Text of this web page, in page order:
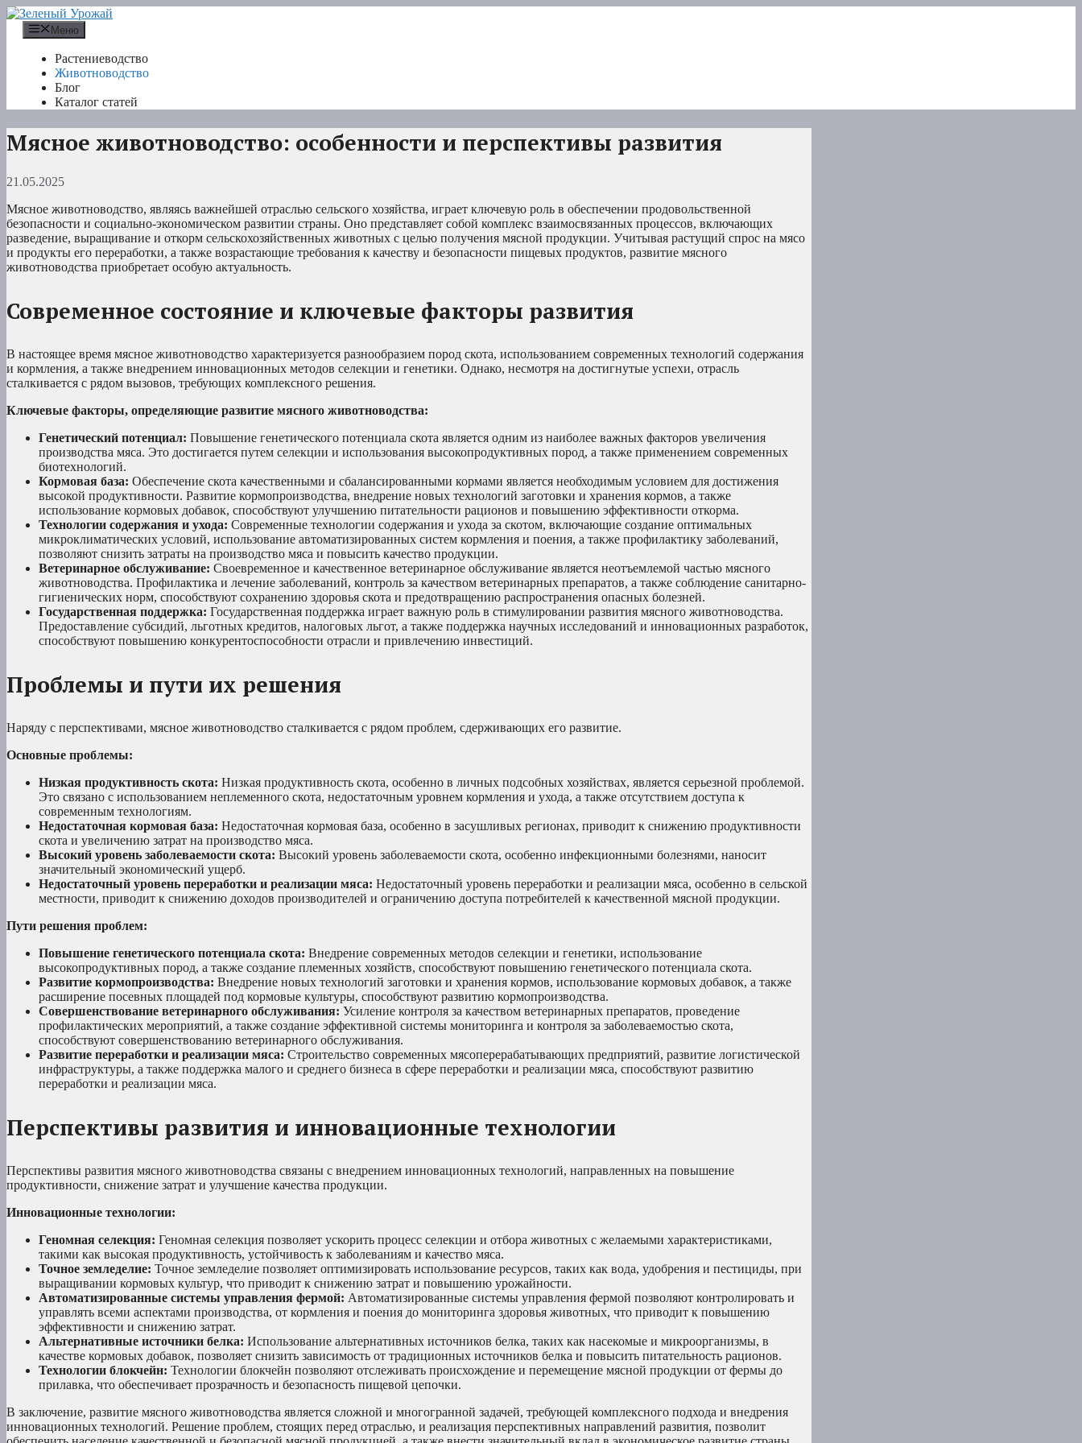
Перейти
содержимому
Меню
Растениеводство
Животноводство
Блог
Каталог статей
Мясное животноводство: особенности и перспективы развития
21.05.2025
Мясное животноводство, являясь важнейшей отраслью сельского хозяйства, играет ключевую роль в обеспечении продовольственной
безопасности и социально-экономическом развитии страны. Оно представляет собой комплекс взаимосвязанных процессов, включающих
разведение, выращивание и откорм сельскохозяйственных животных с целью получения мясной продукции. Учитывая растущий спрос на мясо
и продукты его переработки, а также возрастающие требования к качеству и безопасности пищевых продуктов, развитие мясного
животноводства приобретает особую актуальность.
Современное состояние и ключевые факторы развития
В настоящее время мясное животноводство характеризуется разнообразием пород скота, использованием современных технологий содержания
и кормления, а также внедрением инновационных методов селекции и генетики. Однако, несмотря на достигнутые успехи, отрасль
сталкивается с рядом вызовов, требующих комплексного решения.
Ключевые факторы, определяющие развитие мясного животноводства:
Генетический потенциал: Повышение генетического потенциала скота является одним из наиболее важных факторов увеличения
производства мяса. Это достигается путем селекции и использования высокопродуктивных пород, а также применением современных
биотехнологий.
Кормовая база: Обеспечение скота качественными и сбалансированными кормами является необходимым условием для достижения
высокой продуктивности. Развитие кормопроизводства, внедрение новых технологий заготовки и хранения кормов, а также
использование кормовых добавок, способствуют улучшению питательности рационов и повышению эффективности откорма.
Технологии содержания и ухода: Современные технологии содержания и ухода за скотом, включающие создание оптимальных
микроклиматических условий, использование автоматизированных систем кормления и поения, а также профилактику заболеваний,
позволяют снизить затраты на производство мяса и повысить качество продукции.
Ветеринарное обслуживание: Своевременное и качественное ветеринарное обслуживание является неотъемлемой частью мясного
животноводства. Профилактика и лечение заболеваний, контроль за качеством ветеринарных препаратов, а также соблюдение санитарно-
гигиенических норм, способствуют сохранению здоровья скота и предотвращению распространения опасных болезней.
Государственная поддержка: Государственная поддержка играет важную роль в стимулировании развития мясного животноводства.
Предоставление субсидий, льготных кредитов, налоговых льгот, а также поддержка научных исследований и инновационных разработок,
способствуют повышению конкурентоспособности отрасли и привлечению инвестиций.
Проблемы и пути их решения
Наряду с перспективами, мясное животноводство сталкивается с рядом проблем, сдерживающих его развитие.
Основные проблемы:
Низкая продуктивность скота: Низкая продуктивность скота, особенно в личных подсобных хозяйствах, является серьезной проблемой.
Это связано с использованием неплеменного скота, недостаточным уровнем кормления и ухода, а также отсутствием доступа к
современным технологиям.
Недостаточная кормовая база: Недостаточная кормовая база, особенно в засушливых регионах, приводит к снижению продуктивности
скота и увеличению затрат на производство мяса.
Высокий уровень заболеваемости скота: Высокий уровень заболеваемости скота, особенно инфекционными болезнями, наносит
значительный экономический ущерб.
Недостаточный уровень переработки и реализации мяса: Недостаточный уровень переработки и реализации мяса, особенно в сельской
местности, приводит к снижению доходов производителей и ограничению доступа потребителей к качественной мясной продукции.
Пути решения проблем:
Повышение генетического потенциала скота: Внедрение современных методов селекции и генетики, использование
высокопродуктивных пород, а также создание племенных хозяйств, способствуют повышению генетического потенциала скота.
Развитие кормопроизводства: Внедрение новых технологий заготовки и хранения кормов, использование кормовых добавок, а также
расширение посевных площадей под кормовые культуры, способствуют развитию кормопроизводства.
Совершенствование ветеринарного обслуживания: Усиление контроля за качеством ветеринарных препаратов, проведение
профилактических мероприятий, а также создание эффективной системы мониторинга и контроля за заболеваемостью скота,
способствуют совершенствованию ветеринарного обслуживания.
Развитие переработки и реализации мяса: Строительство современных мясоперерабатывающих предприятий, развитие логистической
инфраструктуры, а также поддержка малого и среднего бизнеса в сфере переработки и реализации мяса, способствуют развитию
переработки и реализации мяса.
Перспективы развития и инновационные технологии
Перспективы развития мясного животноводства связаны с внедрением инновационных технологий, направленных на повышение
продуктивности, снижение затрат и улучшение качества продукции.
Инновационные технологии:
Геномная селекция: Геномная селекция позволяет ускорить процесс селекции и отбора животных с желаемыми характеристиками,
такими как высокая продуктивность, устойчивость к заболеваниям и качество мяса.
Точное земледелие: Точное земледелие позволяет оптимизировать использование ресурсов, таких как вода, удобрения и пестициды, при
выращивании кормовых культур, что приводит к снижению затрат и повышению урожайности.
Автоматизированные системы управления фермой: Автоматизированные системы управления фермой позволяют контролировать и
управлять всеми аспектами производства, от кормления и поения до мониторинга здоровья животных, что приводит к повышению
эффективности и снижению затрат.
Альтернативные источники белка: Использование альтернативных источников белка, таких как насекомые и микроорганизмы, в
качестве кормовых добавок, позволяет снизить зависимость от традиционных источников белка и повысить питательность рационов.
Технологии блокчейн: Технологии блокчейн позволяют отслеживать происхождение и перемещение мясной продукции от фермы до
прилавка, что обеспечивает прозрачность и безопасность пищевой цепочки.
В заключение, развитие мясного животноводства является сложной и многогранной задачей, требующей комплексного подхода и внедрения
инновационных технологий. Решение проблем, стоящих перед отраслью, и реализация перспективных направлений развития, позволит